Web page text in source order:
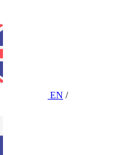
EN /